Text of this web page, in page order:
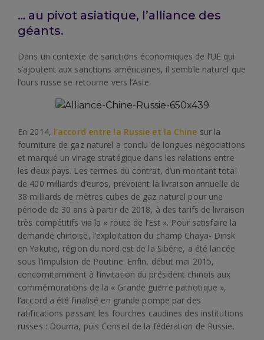
… au pivot asiatique, l’alliance des
géants.
Dans un contexte de sanctions économiques de l’UE qui
s’ajoutent aux sanctions américaines, il semble naturel que
l’ours russe se retourne vers l’Asie.
En 2014, l’accord entre la Russie et la Chine sur la
fourniture de gaz naturel a conclu de longues négociations
et marqué un virage stratégique dans les relations entre
les deux pays. Les termes du contrat, d’un montant total
de 400 milliards d’euros, prévoient la livraison annuelle de
38 milliards de mètres cubes de gaz naturel pour une
période de 30 ans à partir de 2018, à des tarifs de livraison
très compétitifs via la « route de l’Est ». Pour satisfaire la
demande chinoise, l’exploitation du champ Chaya- Dinsk
en Yakutie, région du nord est de la Sibérie, a été lancée
sous l’impulsion de Poutine. Enfin, début mai 2015,
concomitamment à l’invitation du président chinois aux
commémorations de la « Grande guerre patriotique »,
l’accord a été finalisé en grande pompe par des
ratifications passant les fourches caudines des institutions
russes : Douma, puis Conseil de la fédération de Russie.